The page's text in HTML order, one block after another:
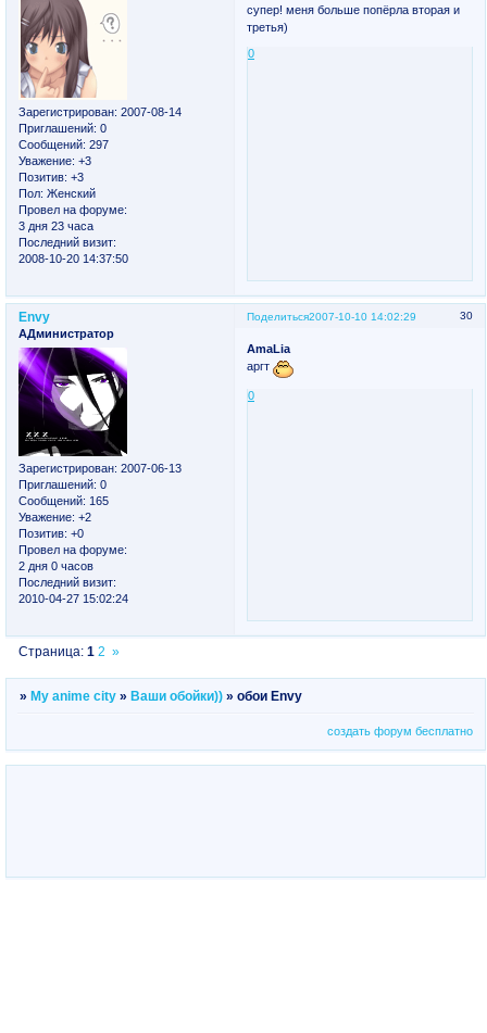
Зарегистрирован: 2007-08-14
Приглашений: 0
Сообщений: 297
Уважение: +3
Позитив: +3
Пол: Женский
Провел на форуме:
3 дня 23 часа
Последний визит:
2008-10-20 14:37:50
супер! меня больше попёрла вторая и
третья)
0
Поделиться 30
2007-10-10 14:02:29
Envy
АДминистратор
Зарегистрирован: 2007-06-13
Приглашений: 0
Сообщений: 165
Уважение: +2
Позитив: +0
Провел на форуме:
2 дня 0 часов
Последний визит:
2010-04-27 15:02:24
AmaLia
аргт
0
Страница:1 2 »
» My anime city » Ваши обойки)) »обои Envy
создать форум бесплатно